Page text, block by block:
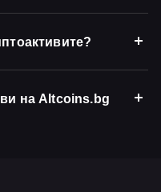
на Altcoins.bg